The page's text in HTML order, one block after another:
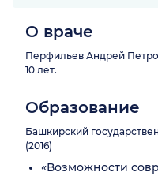
О враче
Перфильев Андрей
10 лет.
Образование
Башкирский
(2016)
«Возможности